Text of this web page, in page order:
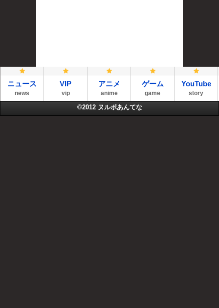
ニュース
news
VIP
vip
アニメ
anime
ゲーム
game
YouTube
story
©2012 ヌルポあんてな